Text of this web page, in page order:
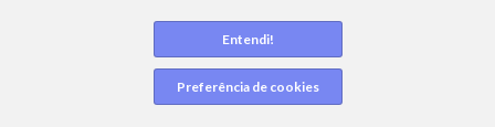
Entendi!
Preferência de cookies